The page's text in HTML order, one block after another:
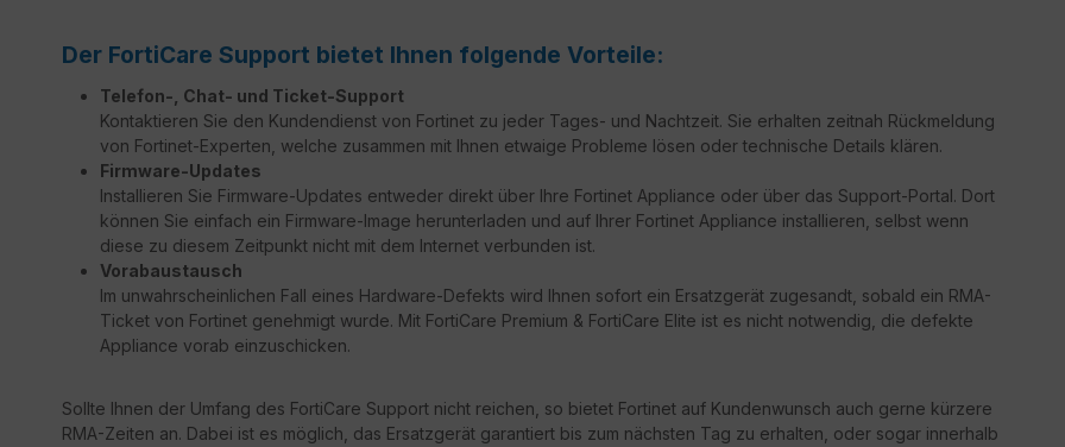
Der FortiCare Support bietet Ihnen folgende Vorteile:
Telefon-, Chat- und Ticket-Support
Kontaktieren Sie den Kundendienst von Fortinet zu jeder Tages- und Nachtzeit. Sie erhalten zeitnah Rückmeldung
von Fortinet-Experten, welche zusammen mit Ihnen etwaige Probleme lösen oder technische Details klären.
Firmware-Updates
Installieren Sie Firmware-Updates entweder direkt über Ihre Fortinet Appliance oder über das Support-Portal. Dort
können Sie einfach ein Firmware-Image herunterladen und auf Ihrer Fortinet Appliance installieren, selbst wenn
diese zu diesem Zeitpunkt nicht mit dem Internet verbunden ist.
Vorabaustausch
Im unwahrscheinlichen Fall eines Hardware-Defekts wird Ihnen sofort ein Ersatzgerät zugesandt, sobald ein RMA-
Ticket von Fortinet genehmigt wurde. Mit FortiCare Premium & FortiCare Elite ist es nicht notwendig, die defekte
Appliance vorab einzuschicken.
Sollte Ihnen der Umfang des FortiCare Support nicht reichen, so bietet Fortinet auf Kundenwunsch auch gerne kürzere
RMA-Zeiten an. Dabei ist es möglich, das Ersatzgerät garantiert bis zum nächsten Tag zu erhalten, oder sogar innerhalb